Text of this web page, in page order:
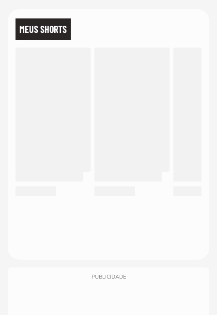
MEUS SHORTS
PUBLICIDADE